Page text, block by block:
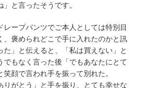
」と言ったそうです。
レープパンツでご本人としては特別目
、褒められどこで手に入れたのかと訊
た」と伝えると、「私は買えない」と
でもなく言った後「でもあなたにとて
笑顔で言われ手を振って別れた。
りがとう」と手を振り、とても幸せな